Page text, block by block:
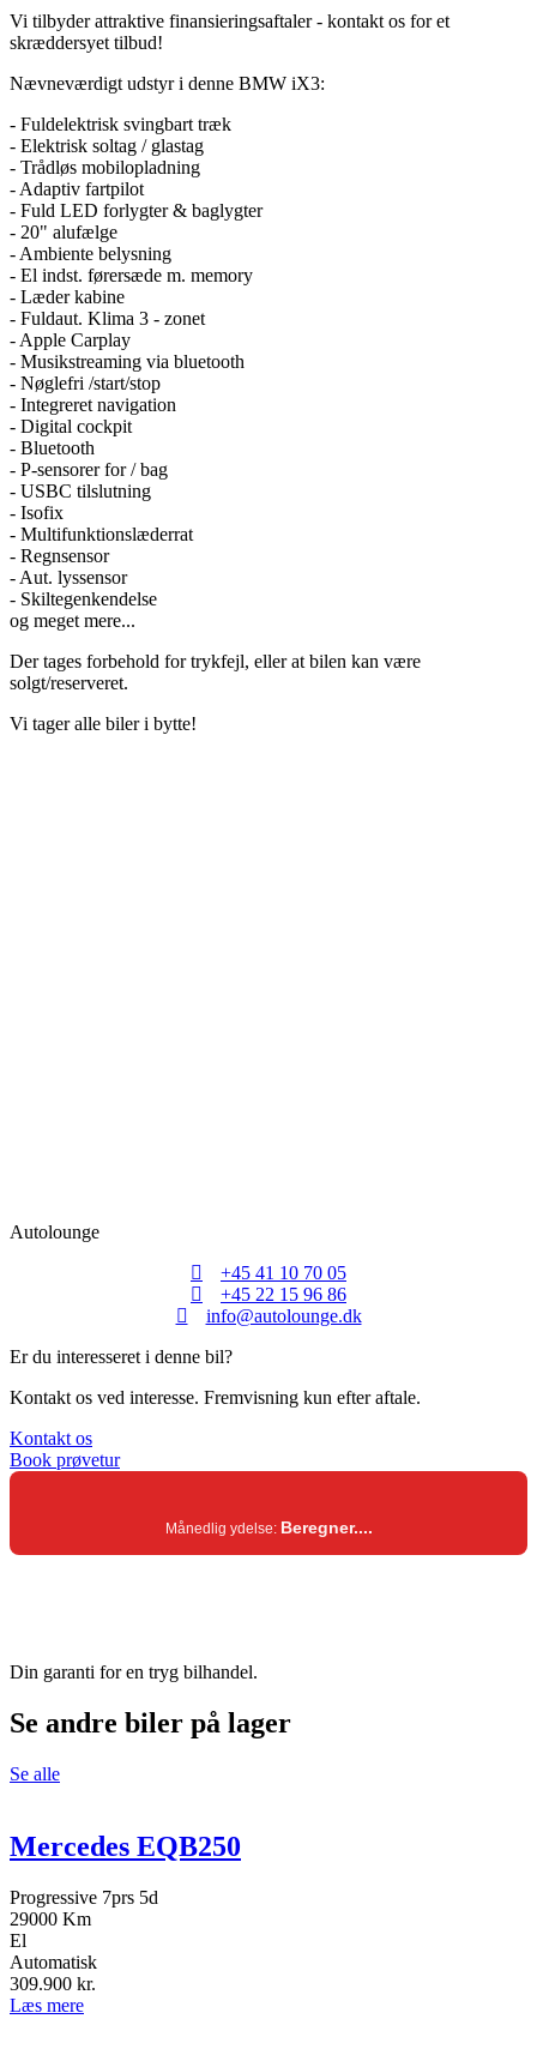
Vi tilbyder attraktive finansieringsaftaler - kontakt os for et
skræddersyet tilbud!
Nævneværdigt udstyr i denne BMW iX3:
- Fuldelektrisk svingbart træk
- Elektrisk soltag / glastag
- Trådløs mobilopladning
- Adaptiv fartpilot
- Fuld LED forlygter & baglygter
- 20" alufælge
- Ambiente belysning
- El indst. førersæde m. memory
- Læder kabine
- Fuldaut. Klima 3 - zonet
- Apple Carplay
- Musikstreaming via bluetooth
- Nøglefri /start/stop
- Integreret navigation
- Digital cockpit
- Bluetooth
- P-sensorer for / bag
- USBC tilslutning
- Isofix
- Multifunktionslæderrat
- Regnsensor
- Aut. lyssensor
- Skiltegenkendelse
og meget mere...
Der tages forbehold for trykfejl, eller at bilen kan være
solgt/reserveret.
Vi tager alle biler i bytte!
Autolounge
+45 41 10 70 05
+45 22 15 96 86
info@autolounge.dk
Er du interesseret i denne bil?
Kontakt os ved interesse. Fremvisning kun efter aftale.
Kontakt os
Book prøvetur
Månedlig ydelse:Beregner...
Din garanti for en tryg bilhandel.
Se andre biler på lager
Se alle
Mercedes EQB250
Progressive 7prs 5d
29000 Km
El
Automatisk
309.900 kr.
Læs mere